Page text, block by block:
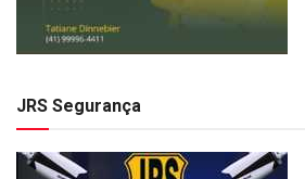
JRS Segurança